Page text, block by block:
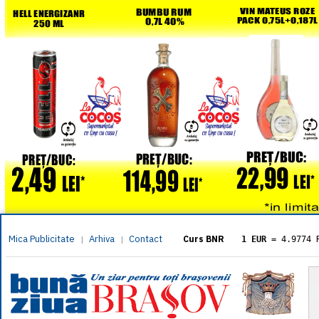
Mica Publicitate | Arhiva | Contact Curs BNR 1 EUR = 4.9774
= 5.8304
1 XAU= 464.4611
1 AED= 1.1933
1 AUD= 2.7957
1 BGN= 2.5449